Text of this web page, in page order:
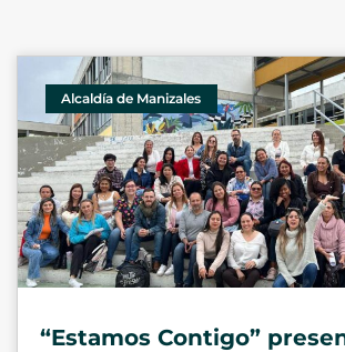
Alcaldía de Manizales
“Estamos Contigo”